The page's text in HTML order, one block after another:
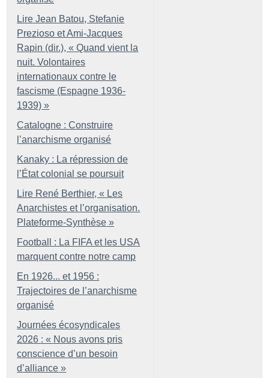
Lire Jean Batou, Stefanie
Prezioso et Ami-Jacques
Rapin (dir.), « Quand vient la
nuit. Volontaires
internationaux contre le
fascisme (Espagne 1936-
1939) »
Catalogne : Construire
l’anarchisme organisé
Kanaky : La répression de
l’État colonial se poursuit
Lire René Berthier, « Les
Anarchistes et l’organisation.
Plateforme-Synthèse »
Football : La FIFA et les USA
marquent contre notre camp
En 1926... et 1956 :
Trajectoires de l’anarchisme
organisé
Journées écosyndicales
2026 : « Nous avons pris
conscience d’un besoin
d’alliance »